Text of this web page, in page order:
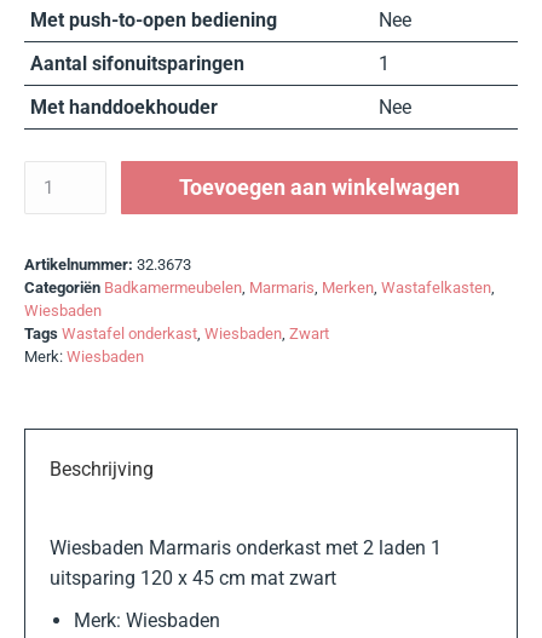
Met push-to-open bediening
Nee
Aantal sifonuitsparingen
1
Met handdoekhouder
Nee
Toevoegen aan winkelwagen
Artikelnummer: 32.3673
Categoriën Badkamermeubelen, Marmaris, Merken, Wastafelkasten,
Wiesbaden
Tags Wastafel onderkast, Wiesbaden, Zwart
Merk: Wiesbaden
Beschrijving
Wiesbaden Marmaris onderkast met 2 laden 1
uitsparing 120 x 45 cm mat zwart
Merk: Wiesbaden